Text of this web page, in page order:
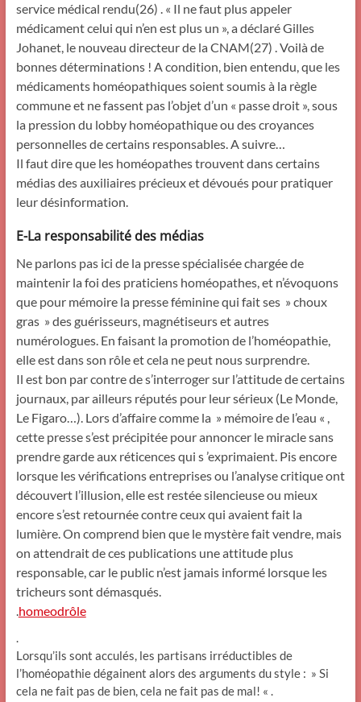
service médical rendu(26) . « Il ne faut plus appeler
médicament celui qui n’en est plus un », a déclaré Gilles
Johanet, le nouveau directeur de la CNAM(27) . Voilà de
bonnes déterminations ! A condition, bien entendu, que les
médicaments homéopathiques soient soumis à la règle
commune et ne fassent pas l’objet d’un « passe droit », sous
la pression du lobby homéopathique ou des croyances
personnelles de certains responsables. A suivre…
Il faut dire que les homéopathes trouvent dans certains
médias des auxiliaires précieux et dévoués pour pratiquer
leur désinformation.
E-La responsabilité des médias
Ne parlons pas ici de la presse spécialisée chargée de
maintenir la foi des praticiens homéopathes, et n’évoquons
que pour mémoire la presse féminine qui fait ses » choux
gras » des guérisseurs, magnétiseurs et autres
numérologues. En faisant la promotion de l’homéopathie,
elle est dans son rôle et cela ne peut nous surprendre.
Il est bon par contre de s’interroger sur l’attitude de certains
journaux, par ailleurs réputés pour leur sérieux (Le Monde,
Le Figaro…). Lors d’affaire comme la » mémoire de l’eau « ,
cette presse s’est précipitée pour annoncer le miracle sans
prendre garde aux réticences qui s ’exprimaient. Pis encore
lorsque les vérifications entreprises ou l’analyse critique ont
découvert l’illusion, elle est restée silencieuse ou mieux
encore s’est retournée contre ceux qui avaient fait la
lumière. On comprend bien que le mystère fait vendre, mais
on attendrait de ces publications une attitude plus
responsable, car le public n’est jamais informé lorsque les
tricheurs sont démasqués.
.homeodrôle
.
Lorsqu’ils sont acculés, les partisans irréductibles de
l’homéopathie dégainent alors des arguments du style : » Si
cela ne fait pas de bien, cela ne fait pas de mal! « .